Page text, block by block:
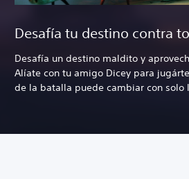
Desafía tu destino contra
Desafía un destino maldito y
Alíate con tu amigo Dicey para
de la batalla puede cambiar con solo